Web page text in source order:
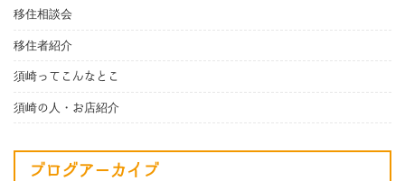
移住相談会
移住者紹介
須崎ってこんなとこ
須崎の人・お店紹介
ブログアーカイブ